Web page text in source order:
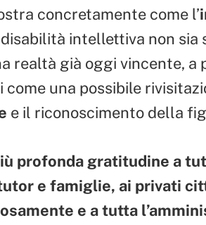
concretamente come l’
intellettiva non sia
realtà già oggi vincente, a
una possibile
e il riconoscimento della
profonda gratitudine a
e famiglie, ai privati
e a tutta